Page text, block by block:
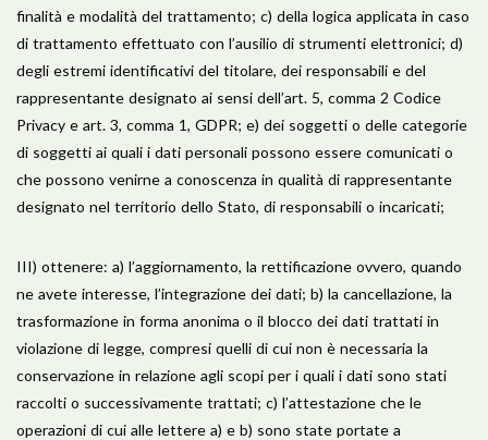
finalità e modalità del trattamento; c) della logica applicata in caso
di trattamento effettuato con l’ausilio di strumenti elettronici; d)
degli estremi identificativi del titolare, dei responsabili e del
rappresentante designato ai sensi dell’art. 5, comma 2 Codice
Privacy e art. 3, comma 1, GDPR; e) dei soggetti o delle categorie
di soggetti ai quali i dati personali possono essere comunicati o
che possono venirne a conoscenza in qualità di rappresentante
designato nel territorio dello Stato, di responsabili o incaricati;
III) ottenere: a) l’aggiornamento, la rettificazione ovvero, quando
ne avete interesse, l’integrazione dei dati; b) la cancellazione, la
trasformazione in forma anonima o il blocco dei dati trattati in
violazione di legge, compresi quelli di cui non è necessaria la
conservazione in relazione agli scopi per i quali i dati sono stati
raccolti o successivamente trattati; c) l’attestazione che le
operazioni di cui alle lettere a) e b) sono state portate a